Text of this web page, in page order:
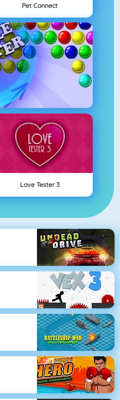
Pet Connect
Love Tester 3